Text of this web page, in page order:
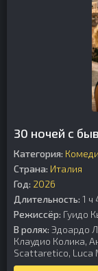
30 ночей с
Категория:
Страна: Италия
Год: 2026
Длительность: 1 ч
Режиссёр: Гуидо
В ролях: Эдоардо
Клаудио Колика,
Scattaretico, Luca